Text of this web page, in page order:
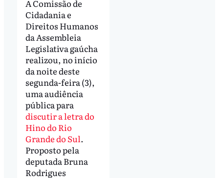
A Comissão de
Cidadania e
Direitos Humanos
da Assembleia
Legislativa gaúcha
realizou, no início
da noite deste
segunda-feira (3),
uma audiência
pública para
discutir a letra do
Hino do Rio
Grande do Sul.
Proposto pela
deputada Bruna
Rodrigues